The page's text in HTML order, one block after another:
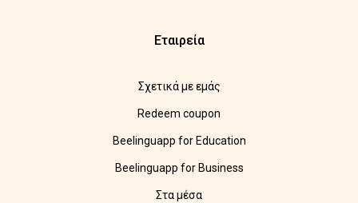
Εταιρεία
Σχετικά με εμάς
Redeem coupon
Beelinguapp for Education
Beelinguapp for Business
Στα μέσα